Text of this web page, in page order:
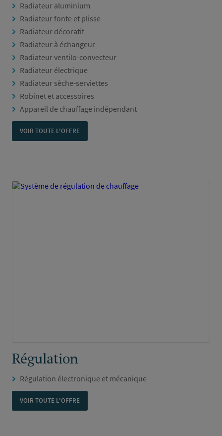
Radiateur aluminium
Radiateur fonte et plisse
Radiateur décoratif
Radiateur à échangeur
Radiateur ventilo-convecteur
Radiateur électrique
Radiateur sèche-serviettes
Robinet et accessoires
Appareil de chauffage indépendant
VOIR TOUTE L'OFFRE
Régulation
Régulation électronique et mécanique
VOIR TOUTE L'OFFRE